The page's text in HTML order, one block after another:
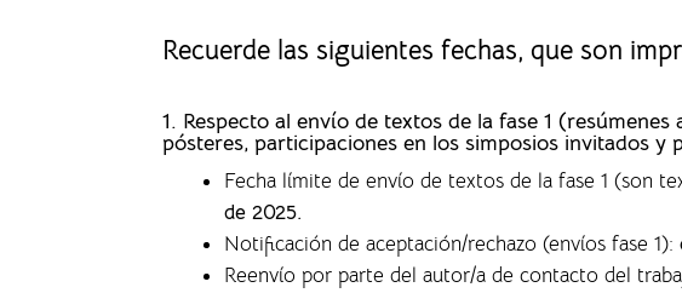
Recuerde las siguientes fechas, que son
1. Respecto al envío de textos de la fase 1
pósteres, participaciones en los simposios invitados y
Fecha límite de envío de textos de la fase 1 (son
de 2025.
Notificación de aceptación/rechazo (envíos fase 1):
Reenvío por parte del autor/a de contacto del